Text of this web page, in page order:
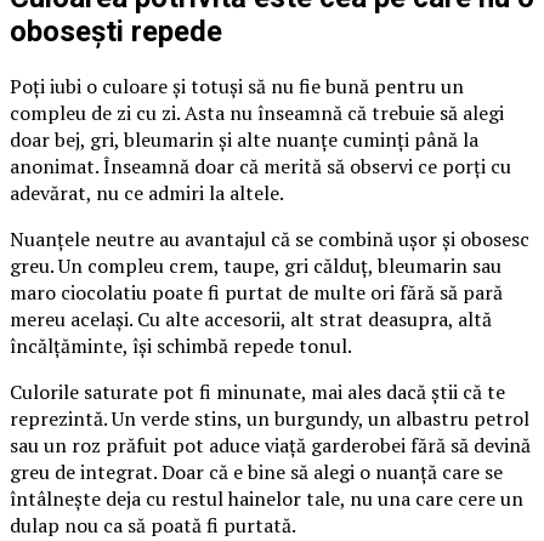
obosești repede
Poți iubi o culoare și totuși să nu fie bună pentru un
compleu de zi cu zi. Asta nu înseamnă că trebuie să alegi
doar bej, gri, bleumarin și alte nuanțe cuminți până la
anonimat. Înseamnă doar că merită să observi ce porți cu
adevărat, nu ce admiri la altele.
Nuanțele neutre au avantajul că se combină ușor și obosesc
greu. Un compleu crem, taupe, gri călduț, bleumarin sau
maro ciocolatiu poate fi purtat de multe ori fără să pară
mereu același. Cu alte accesorii, alt strat deasupra, altă
încălțăminte, își schimbă repede tonul.
Culorile saturate pot fi minunate, mai ales dacă știi că te
reprezintă. Un verde stins, un burgundy, un albastru petrol
sau un roz prăfuit pot aduce viață garderobei fără să devină
greu de integrat. Doar că e bine să alegi o nuanță care se
întâlnește deja cu restul hainelor tale, nu una care cere un
dulap nou ca să poată fi purtată.